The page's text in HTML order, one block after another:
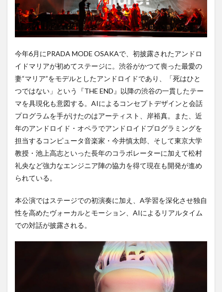
今年6月にPRADA MODE OSAKAで、初披露されたアンドロ
イドマリアが初めてステージに。渋谷がかつて喪った最愛の
妻“マリア”をモデルとしたアンドロイドであり、「死はひと
つではない」という『THE END』以降の渋谷の一貫したテー
マを具現化も意図する。AIによるコンセプトデザインと会話
プログラムを手がけたのはアーティスト、岸裕真。また、近
年のアンドロイド・オペラでアンドロイドプログラミングを
担当するコンピュータ音楽家・今井慎太郎、そして東京大学
教授・池上高志といった長年のコラボレーターに加えて松村
礼央など強力なエンジニア陣の協力を得て現在も開発が進め
られている。
本公演ではステージでの初演奏に加え、A学習を深化させ独自
性を高めたヴォーカルとモーション、AIによるリアルタイム
での対話が披露される。